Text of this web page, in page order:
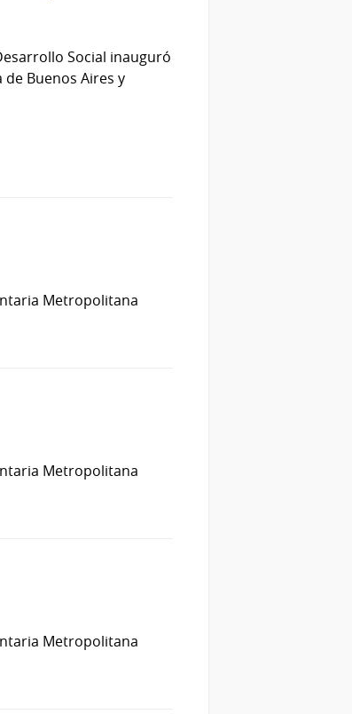
Social inauguró
Buenos Aires y
Metropolitana
Metropolitana
Metropolitana